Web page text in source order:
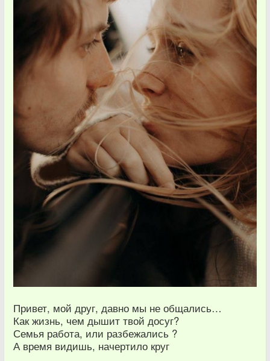
Привет, мой друг, давно мы не общались…
Как жизнь, чем дышит твой досуг?
Семья работа, или разбежались ?
А время видишь, начертило круг